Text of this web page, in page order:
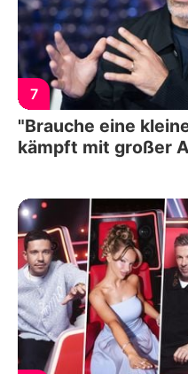
7
"Brauche eine
kämpft mit großer